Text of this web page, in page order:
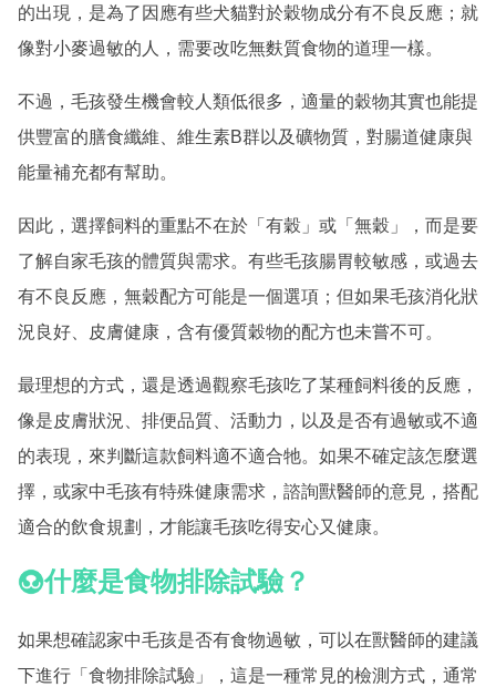
的出現，是為了因應有些犬貓對於穀物成分有不良反應；就
像對小麥過敏的人，需要改吃無麩質食物的道理一樣。
不過，毛孩發生機會較人類低很多，適量的穀物其實也能提
供豐富的膳食纖維、維生素B群以及礦物質，對腸道健康與
能量補充都有幫助。
因此，選擇飼料的重點不在於「有穀」或「無穀」，而是要
了解自家毛孩的體質與需求。有些毛孩腸胃較敏感，或過去
有不良反應，無穀配方可能是一個選項；但如果毛孩消化狀
況良好、皮膚健康，含有優質穀物的配方也未嘗不可。
最理想的方式，還是透過觀察毛孩吃了某種飼料後的反應，
像是皮膚狀況、排便品質、活動力，以及是否有過敏或不適
的表現，來判斷這款飼料適不適合牠。如果不確定該怎麼選
擇，或家中毛孩有特殊健康需求，諮詢獸醫師的意見，搭配
適合的飲食規劃，才能讓毛孩吃得安心又健康。
什麼是食物排除試驗？
如果想確認家中毛孩是否有食物過敏，可以在獸醫師的建議
下進行「食物排除試驗」，這是一種常見的檢測方式，通常